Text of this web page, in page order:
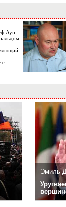
Аун
с
Эмиль